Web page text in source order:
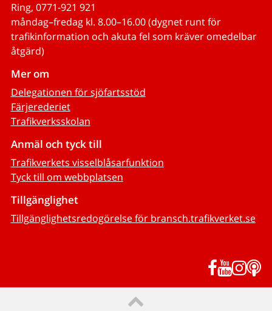
Ring, 0771-921 921
måndag–fredag kl. 8.00–16.00 (dygnet runt för
trafikinformation och akuta fel som kräver omedelbar
åtgärd)
Mer om
Delegationen för sjöfartsstöd
Färjerederiet
Trafikverksskolan
Anmäl och tyck till
Trafikverkets visselblåsarfunktion
Tyck till om webbplatsen
Tillgänglighet
Tillgänglighetsredogörelse för bransch.trafikverket.se
Facebook
YouTube